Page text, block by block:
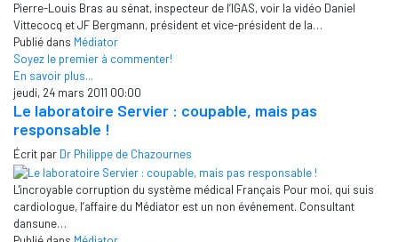
Pierre-Louis Bras au sénat, inspecteur de l’IGAS, voir la vidéo Daniel
Vittecocq et JF Bergmann, président et vice-président de la…
Publié dans Médiator
Soyez le premier à commenter!
En savoir plus...
jeudi, 24 mars 2011 00:00
Le laboratoire Servier : coupable, mais pas
responsable !
Écrit par Dr Philippe de Chazournes
L'incroyable corruption du système médical Français Pour moi, qui suis
cardiologue, l’affaire du Médiator est un non événement. Consultant
dansune…